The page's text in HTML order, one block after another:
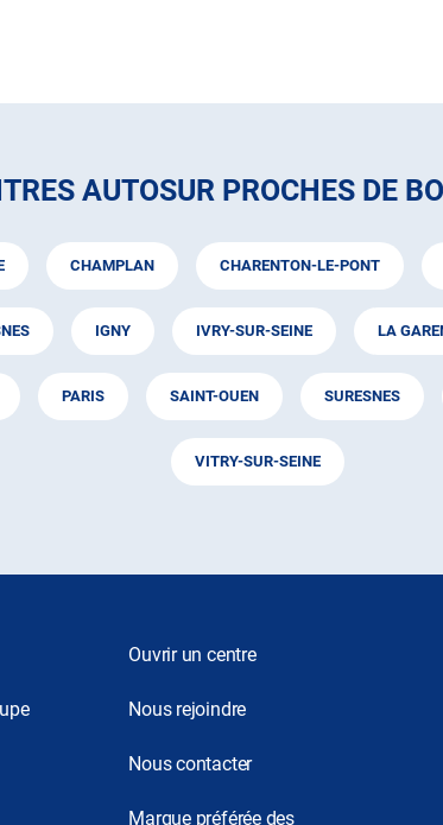
AUTOSUR PROCHES DE
CHAMPLAN CHARENTON-LE-PONT
IGNY IVRY-SUR-SEINE LA
PARIS SAINT-OUEN SURESNES
VITRY-SUR-SEINE
Ouvrir un centre
Nous rejoindre
Nous contacter
Marque préférée des